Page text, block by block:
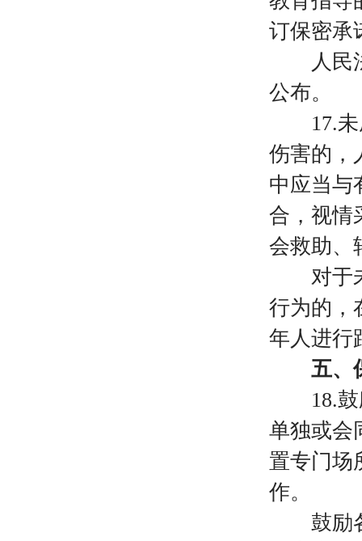
订保密承
人民法
公布。
17.
伤害的，
中应当与
合，视情
会救助、
对于未
行为的，
年人进行
五、
18.
单独或会
置专门场
作。
鼓励各